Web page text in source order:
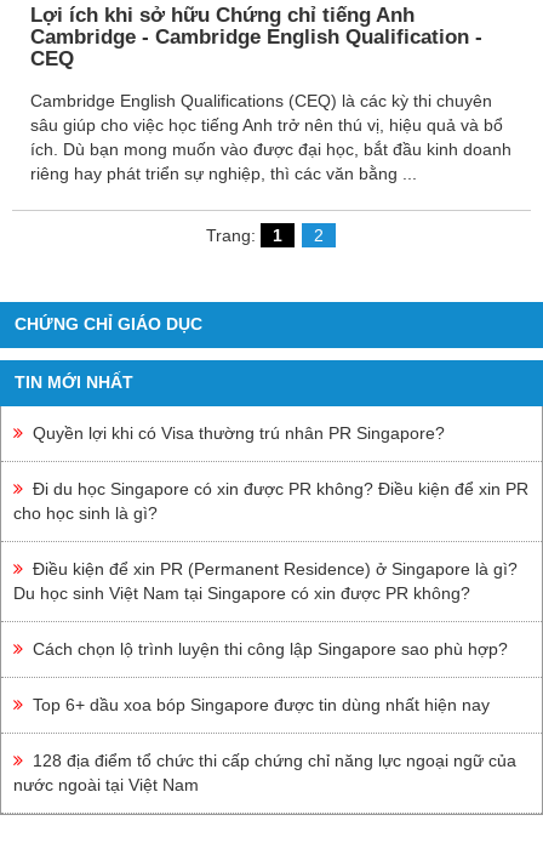
Lợi ích khi sở hữu Chứng chỉ tiếng Anh
Cambridge - Cambridge English Qualification -
CEQ
Cambridge English Qualifications (CEQ) là các kỳ thi chuyên
sâu giúp cho việc học tiếng Anh trở nên thú vị, hiệu quả và bổ
ích. Dù bạn mong muốn vào được đại học, bắt đầu kinh doanh
riêng hay phát triển sự nghiệp, thì các văn bằng ...
Trang: 1 2
CHỨNG CHỈ GIÁO DỤC
TIN MỚI NHẤT
Quyền lợi khi có Visa thường trú nhân PR Singapore?
Đi du học Singapore có xin được PR không? Điều kiện để xin PR
cho học sinh là gì?
Điều kiện để xin PR (Permanent Residence) ở Singapore là gì?
Du học sinh Việt Nam tại Singapore có xin được PR không?
Cách chọn lộ trình luyện thi công lập Singapore sao phù hợp?
Top 6+ dầu xoa bóp Singapore được tin dùng nhất hiện nay
128 địa điểm tổ chức thi cấp chứng chỉ năng lực ngoại ngữ của
nước ngoài tại Việt Nam